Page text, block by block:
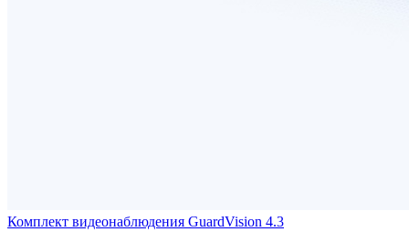
Комплект видеонаблюдения GuardVision 4.3